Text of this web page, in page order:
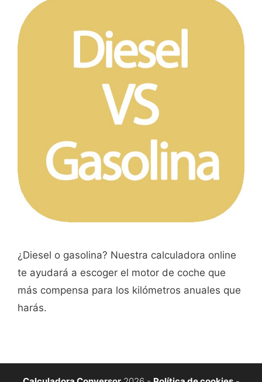
¿Diesel o gasolina? Nuestra calculadora online
te ayudará a escoger el motor de coche que
más compensa para los kilómetros anuales que
harás.